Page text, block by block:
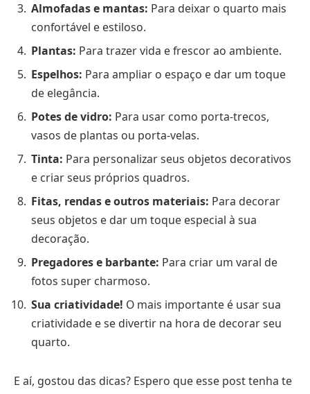
Almofadas e mantas: Para deixar o quarto mais
confortável e estiloso.
Plantas: Para trazer vida e frescor ao ambiente.
Espelhos: Para ampliar o espaço e dar um toque
de elegância.
Potes de vidro: Para usar como porta-trecos,
vasos de plantas ou porta-velas.
Tinta: Para personalizar seus objetos decorativos
e criar seus próprios quadros.
Fitas, rendas e outros materiais: Para decorar
seus objetos e dar um toque especial à sua
decoração.
Pregadores e barbante: Para criar um varal de
fotos super charmoso.
Sua criatividade! O mais importante é usar sua
criatividade e se divertir na hora de decorar seu
quarto.
E aí, gostou das dicas? Espero que esse post tenha te